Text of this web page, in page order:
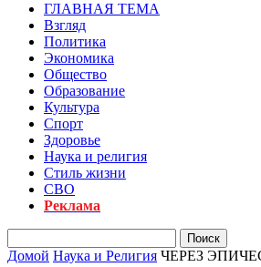
ГЛАВНАЯ ТЕМА
Взгляд
Политика
Экономика
Общество
Образование
Культура
Спорт
Здоровье
Наука и религия
Стиль жизни
СВО
Реклама
Домой Наука и Религия ЧЕРЕЗ